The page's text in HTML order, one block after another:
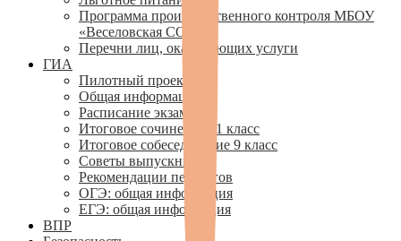
Программа производственного контроля МБОУ
«Веселовская СОШ»»
Перечни лиц, оказывающих услуги
ГИА
Пилотный проект
Общая информация
Расписание экзаменов
Итоговое сочинение 11 класс
Итоговое собеседование 9 класс
Советы выпускникам
Рекомендации педагогов
ОГЭ: общая информация
ЕГЭ: общая информация
ВПР